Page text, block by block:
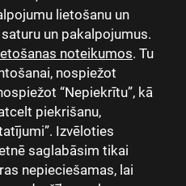
lietošanu un
un pakalpojumus.
noteikumos. Tu
nospiežot
“Nepiekrītu”, kā
piekrišanu,
Izvēloties
saglabāsim tikai
nepieciešamas, lai